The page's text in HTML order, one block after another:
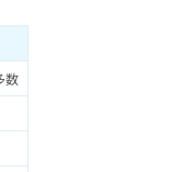
数